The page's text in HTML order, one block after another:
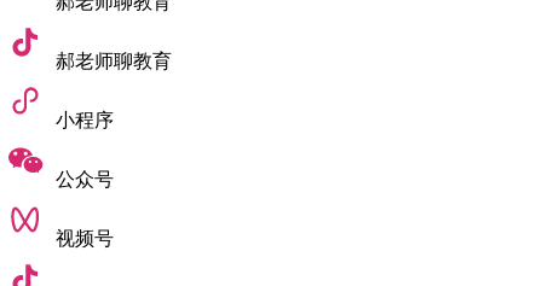
⭕舞台及制作艺术硕士
● 学费
全日制2年（101,000港币/年）非全日制3-4年（67,400港币/年）
● 入学要求
申请人的学士学位或同等学历的总体课程成绩应达到 B（3.0）
郝老师聊教育
小程序
公众号
视频号